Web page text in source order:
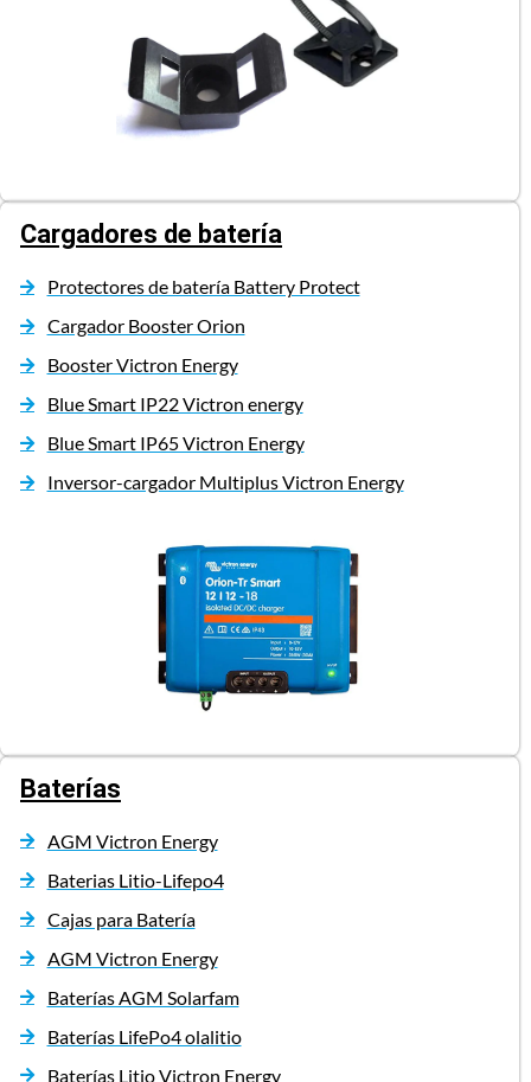
Cargadores de batería
Protectores de batería Battery Protect
Cargador Booster Orion
Booster Victron Energy
Blue Smart IP22 Victron energy
Blue Smart IP65 Victron Energy
Inversor-cargador Multiplus Victron Energy
Baterías
AGM Victron Energy
Baterias Litio-Lifepo4
Cajas para Batería
AGM Victron Energy
Baterías AGM Solarfam
Baterías LifePo4 olalitio
Baterías Litio Victron Energy